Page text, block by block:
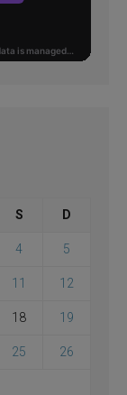
S D
4 5
11 12
18 19
25 26